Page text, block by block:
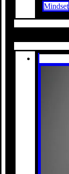
Mindset